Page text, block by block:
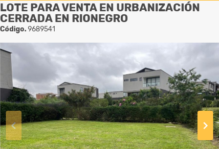
LOTE PARA VENTA EN URBANIZACIÓN
CERRADA EN RIONEGRO
Código.9689541